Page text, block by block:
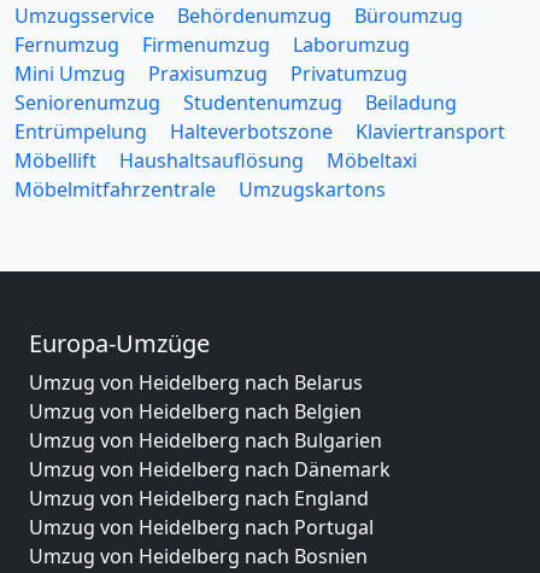
Umzugsservice Behördenumzug
Büroumzug
Fernumzug
Firmenumzug
Laborumzug
Mini Umzug
Praxisumzug
Privatumzug
Seniorenumzug
Studentenumzug
Beiladung
Entrümpelung
Halteverbotszone
Klaviertransport
Möbellift
Haushaltsauflösung
Möbeltaxi
Möbelmitfahrzentrale
Umzugskartons
Europa-Umzüge
Umzug von Heidelberg nach Belarus
Umzug von Heidelberg nach Belgien
Umzug von Heidelberg nach Bulgarien
Umzug von Heidelberg nach Dänemark
Umzug von Heidelberg nach England
Umzug von Heidelberg nach Portugal
Umzug von Heidelberg nach Bosnien